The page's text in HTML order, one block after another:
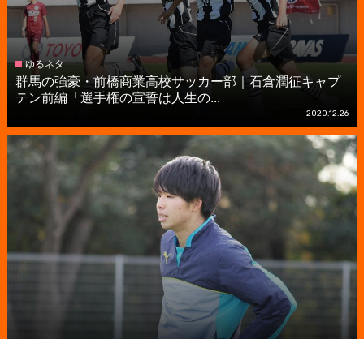
ゆるネタ
群馬の強豪・前橋商業高校サッカー部｜石倉潤征キャプ
テン前編「選手権の宣誓は人生の...
2020.12.26